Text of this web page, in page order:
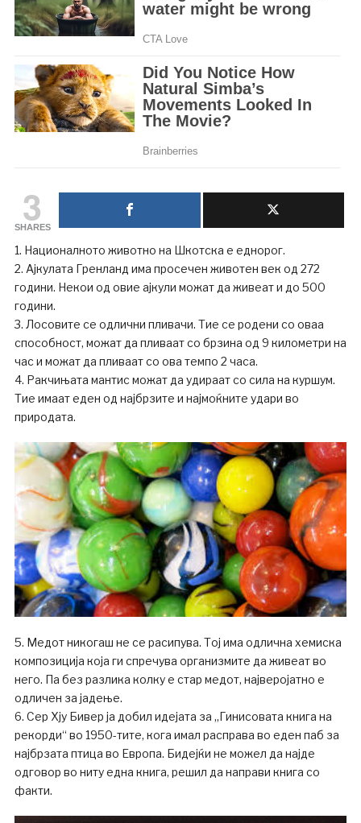
3
SHARES
1. Националното животно на Шкотска е еднорог.
2. Ајкулата Гренланд има просечен животен век од 272
години. Некои од овие ајкули можат да живеат и до 500
години.
3. Лосовите се одлични пливачи. Тие се родени со оваа
способност, можат да пливаат со брзина од 9 километри на
час и можат да пливаат со ова темпо 2 часа.
4. Ракчињата мантис можат да удираат со сила на куршум.
Тие имаат еден од најбрзите и најмоќните удари во
природата.
5. Медот никогаш не се расипува. Тој има одлична хемиска
композиција која ги спречува организмите да живеат во
него. Па без разлика колку е стар медот, најверојатно е
одличен за јадење.
6. Сер Хју Бивер ја добил идејата за „Гинисовата книга на
рекорди“ во 1950-тите, кога имал расправа во еден паб за
најбрзата птица во Европа. Бидејќи не можел да најде
одговор во ниту една книга, решил да направи книга со
факти.